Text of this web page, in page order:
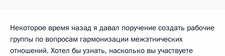
Некоторое время назад я давал поручение создать рабочие
группы по вопросам гармонизации межэтнических
отношений. Хотел бы узнать, насколько вы участвуете